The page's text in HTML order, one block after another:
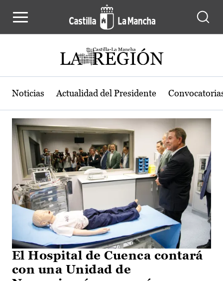
Actualidad de la región de Castilla-
Noticias Actualidad del Presidente
El Hospital de Cuenca contará
con una Unidad de